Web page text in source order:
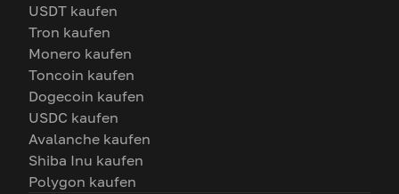
USDT kaufen
Tron kaufen
Monero kaufen
Toncoin kaufen
Dogecoin kaufen
USDC kaufen
Avalanche kaufen
Shiba Inu kaufen
Polygon kaufen